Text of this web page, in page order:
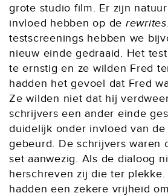
grote studio film. Er zijn
invloed hebben op de rewrites
testscreenings hebben we
nieuw einde gedraaid. Het
te ernstig en ze wilden Fred
hadden het gevoel dat Fred
Ze wilden niet dat hij
schrijvers een ander einde
duidelijk onder invloed van de
gebeurd. De schrijvers waren
set aanwezig. Als de dialoog
herschreven zij die ter plekke.
hadden een zekere vrijheid